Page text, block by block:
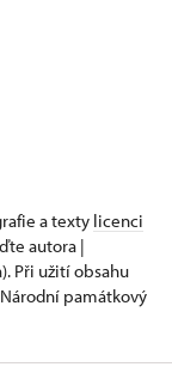
a texty licenci
autora |
Při užití obsahu
památkový